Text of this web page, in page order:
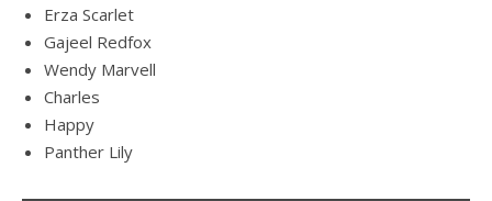
Erza Scarlet
Gajeel Redfox
Wendy Marvell
Charles
Happy
Panther Lily